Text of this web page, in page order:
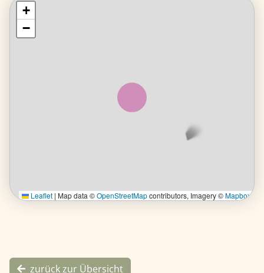
+
−
Leaflet | Map data ©OpenStreetMapcontributors, Imagery ©Mapbox
+
−
Leaflet | Map data ©OpenStreetMapcontributors, Imagery ©Mapbox
zurück zur Übersicht